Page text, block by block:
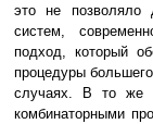
это не позволяло
систем,
подход, который
процедуры
случаях. В то же
комбинаторными